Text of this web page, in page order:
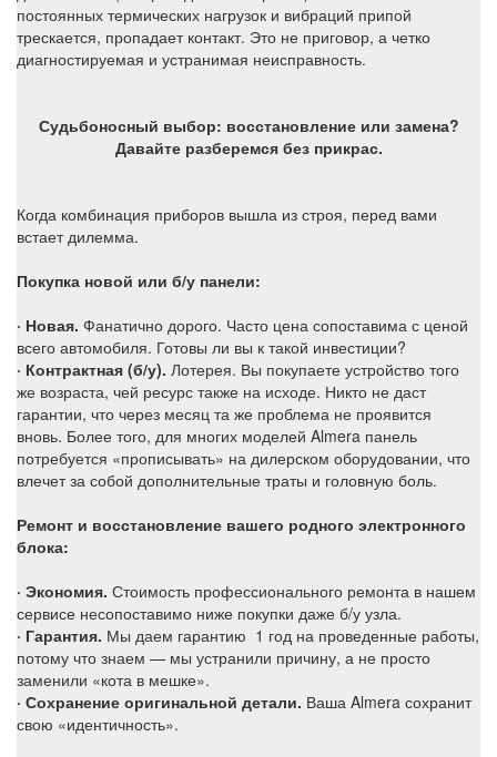
постоянных термических нагрузок и вибраций припой
трескается, пропадает контакт. Это не приговор, а четко
диагностируемая и устранимая неисправность.
Судьбоносный выбор: восстановление или замена?
Давайте разберемся без прикрас.
Когда комбинация приборов вышла из строя, перед вами
встает дилемма.
Покупка новой или б/у панели:
· Новая. Фанатично дорого. Часто цена сопоставима с ценой
всего автомобиля. Готовы ли вы к такой инвестиции?
· Контрактная (б/у). Лотерея. Вы покупаете устройство того
же возраста, чей ресурс также на исходе. Никто не даст
гарантии, что через месяц та же проблема не проявится
вновь. Более того, для многих моделей Almera панель
потребуется «прописывать» на дилерском оборудовании, что
влечет за собой дополнительные траты и головную боль.
Ремонт и восстановление вашего родного электронного
блока:
· Экономия. Стоимость профессионального ремонта в нашем
сервисе несопоставимо ниже покупки даже б/у узла.
· Гарантия. Мы даем гарантию 1 год на проведенные работы,
потому что знаем — мы устранили причину, а не просто
заменили «кота в мешке».
· Сохранение оригинальной детали. Ваша Almera сохранит
свою «идентичность».